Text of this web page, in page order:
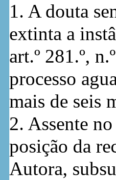
1. A douta
extinta a
art.º 281.º,
processo
mais de seis
2. Assente
posição da
Autora,